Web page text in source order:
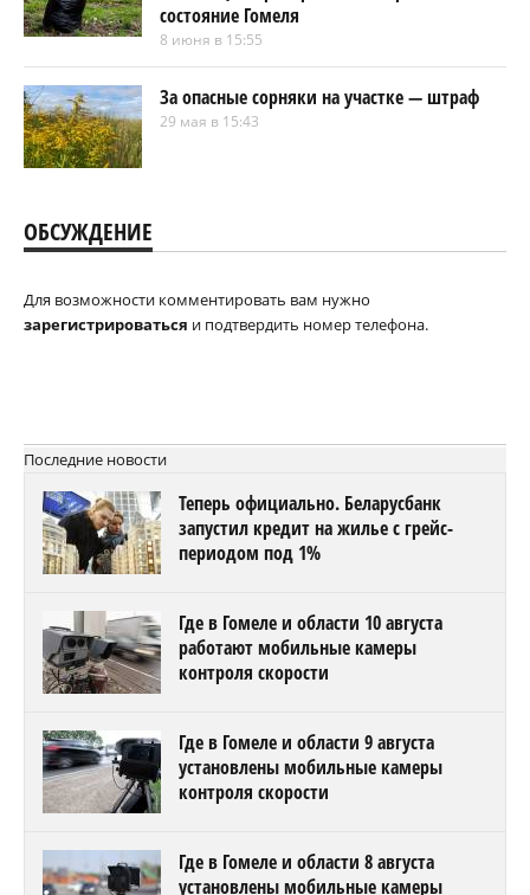
состояние Гомеля
8 июня в 15:55
За опасные сорняки на участке — штраф
29 мая в 15:43
ОБСУЖДЕНИЕ
Для возможности комментировать вам нужно
зарегистрироваться и подтвердить номер телефона.
Последние новости
Теперь официально. Беларусбанк
запустил кредит на жилье с грейс-
периодом под 1%
Где в Гомеле и области 10 августа
работают мобильные камеры
контроля скорости
Где в Гомеле и области 9 августа
установлены мобильные камеры
контроля скорости
Где в Гомеле и области 8 августа
установлены мобильные камеры